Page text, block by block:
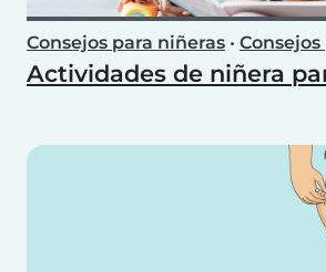
Consejos para niñeras •
Actividades de niñera